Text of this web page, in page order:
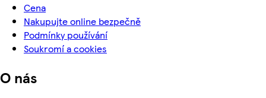
Cena
Nakupujte online bezpečně
Podmínky používání
Soukromí a cookies
O nás